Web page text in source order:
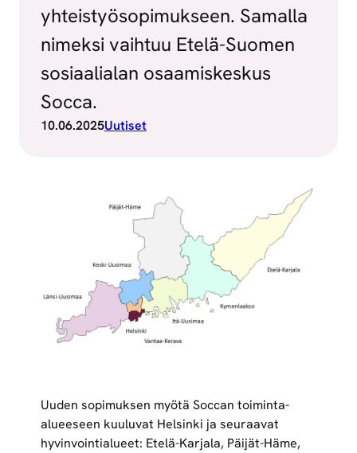
yhteistyösopimukseen. Samalla
nimeksi vaihtuu Etelä-Suomen
sosiaalialan osaamiskeskus
Socca.
10.06.2025Uutiset
Uuden sopimuksen myötä Soccan toiminta-
alueeseen kuuluvat Helsinki ja seuraavat
hyvinvointialueet: Etelä-Karjala, Päijät-Häme,